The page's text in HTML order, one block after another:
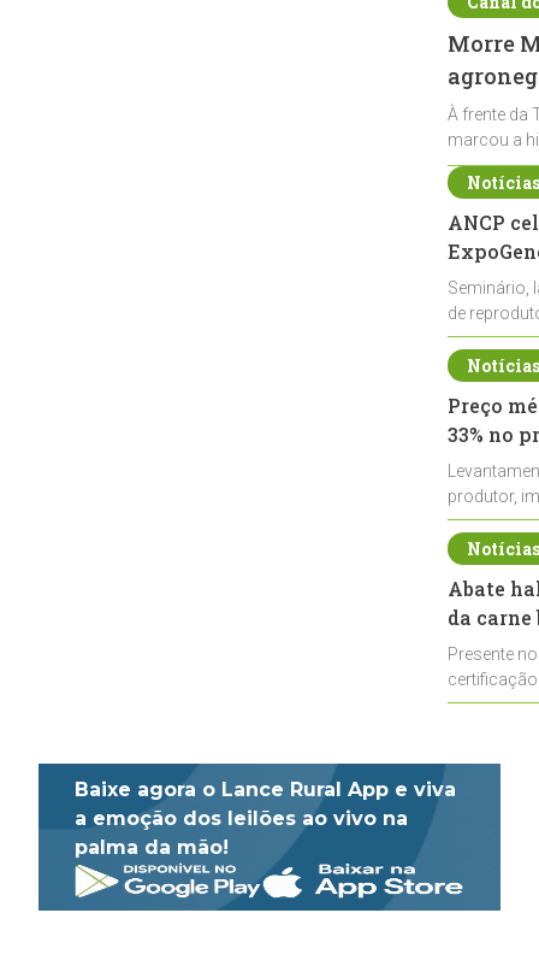
Morre
À frente da
marcou a
ANCP
Seminário,
de
durante a
Preço
33% no
produtor,
de leite cru
Abate
da
Presente
Baixe agora o Lance Rural App e viva
a emoção dos leilões ao vivo na
palma da mão!